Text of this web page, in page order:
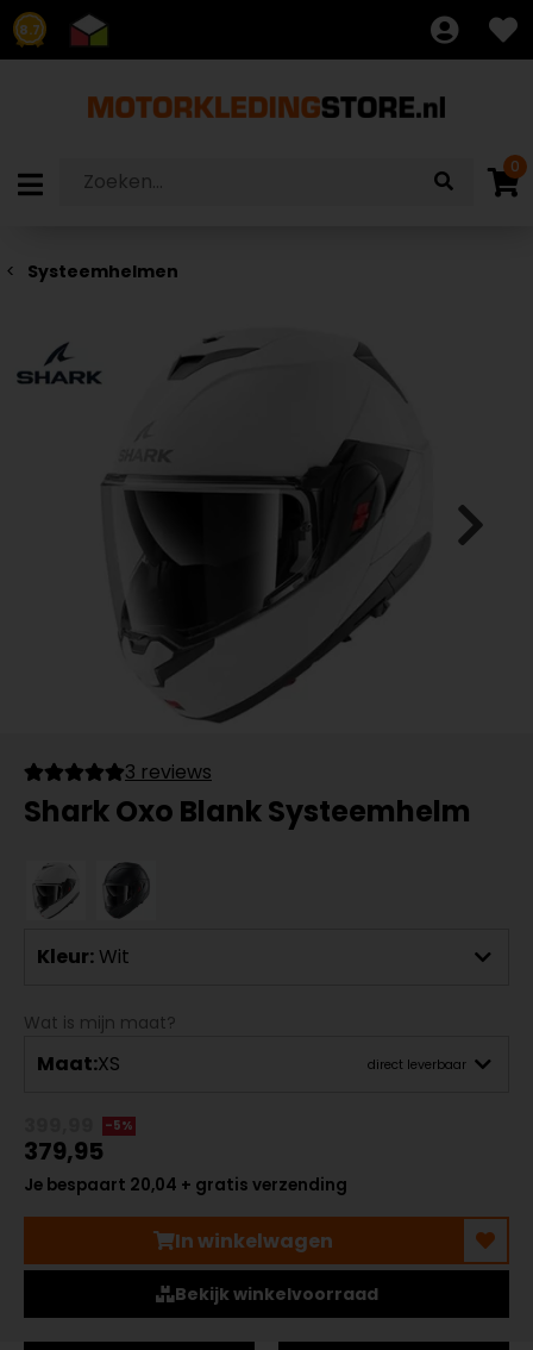
8.7
0
Systeemhelmen
3 reviews
Shark Oxo Blank Systeemhelm
Kleur: Wit
Wat is mijn maat?
Maat:XS direct leverbaar
-5%
379,95
Je bespaart 20,04 + gratis verzending
In winkelwagen
Bekijk winkelvoorraad